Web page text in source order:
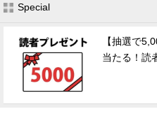
Special
【抽選で
当たる！読